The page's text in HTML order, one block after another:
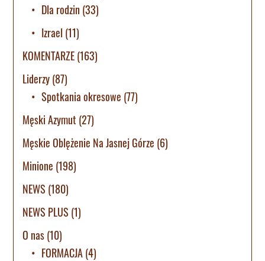
Dla rodzin (33)
Izrael (11)
KOMENTARZE(163)
Liderzy(87)
Spotkania okresowe (77)
Męski Azymut (27)
Męskie Oblężenie Na Jasnej Górze (6)
Minione (198)
NEWS (180)
NEWS PLUS (1)
O nas(10)
FORMACJA(4)